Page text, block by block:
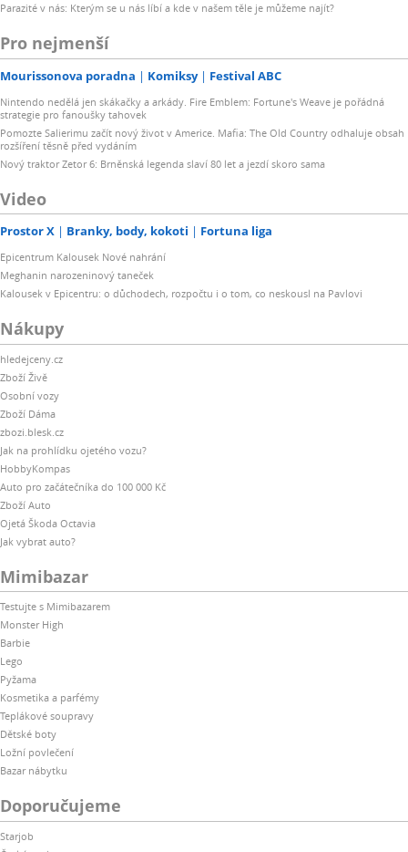
Parazité v nás: Kterým se u nás líbí a kde v našem těle je můžeme najít?
Pro nejmenší
Mourissonova poradna Komiksy Festival ABC
Nintendo nedělá jen skákačky a arkády. Fire Emblem: Fortune's Weave je pořádná
strategie pro fanoušky tahovek
Pomozte Salierimu začít nový život v Americe. Mafia: The Old Country odhaluje obsah
rozšíření těsně před vydáním
Nový traktor Zetor 6: Brněnská legenda slaví 80 let a jezdí skoro sama
Video
Prostor X Branky, body, kokoti Fortuna liga
Epicentrum Kalousek Nové nahrání
Meghanin narozeninový taneček
Kalousek v Epicentru: o důchodech, rozpočtu i o tom, co neskousl na Pavlovi
Nákupy
hledejceny.cz
Zboží Živě
Osobní vozy
Zboží Dáma
zbozi.blesk.cz
Jak na prohlídku ojetého vozu?
HobbyKompas
Auto pro začátečníka do 100 000 Kč
Zboží Auto
Ojetá Škoda Octavia
Jak vybrat auto?
Mimibazar
Testujte s Mimibazarem
Monster High
Barbie
Lego
Pyžama
Kosmetika a parfémy
Teplákové soupravy
Dětské boty
Ložní povlečení
Bazar nábytku
Doporučujeme
Starjob